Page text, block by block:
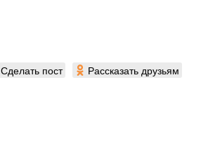
Сделать пост Рассказать друзьям